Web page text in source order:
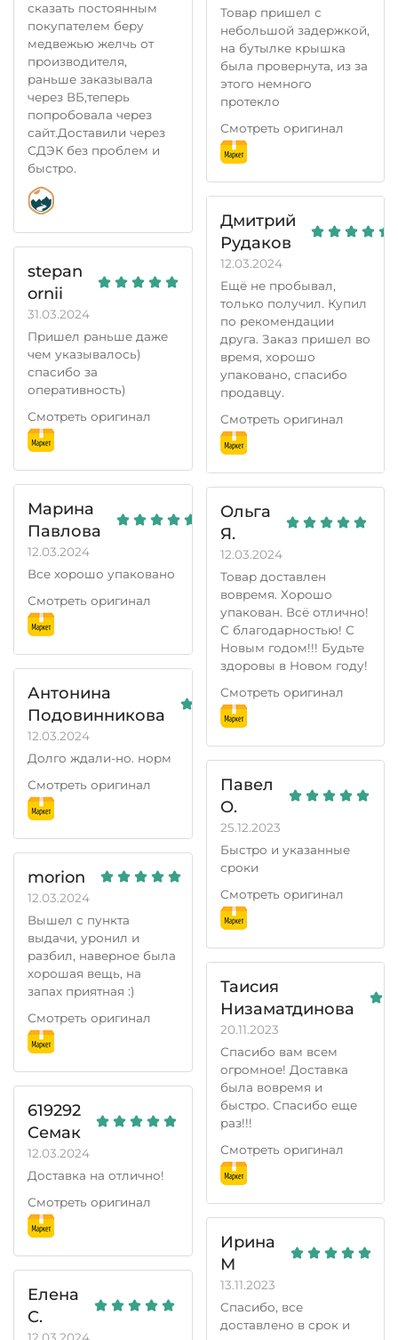
сказать постоянным
покупателем беру
медвежью желчь от
производителя,
раньше заказывала
через ВБ,теперь
попробовала через
сайт.Доставили через
СДЭК без проблем и
быстро.
stepan
ornii
31.03.2024
Пришел раньше даже
чем указывалось)
спасибо за
оперативность)
Смотреть оригинал
Марина
Павлова
12.03.2024
Все хорошо упаковано
Смотреть оригинал
Антонина
Подовинникова
12.03.2024
Долго ждали-но. норм
Смотреть оригинал
morion
12.03.2024
Вышел с пункта
выдачи, уронил и
разбил, наверное была
хорошая вещь, на
запах приятная :)
Смотреть оригинал
619292
Семак
12.03.2024
Доставка на отлично!
Смотреть оригинал
Елена
С.
12.03.2024
Товар пришел с
небольшой задержкой,
на бутылке крышка
была провернута, из за
этого немного
протекло
Смотреть оригинал
Дмитрий
Рудаков
12.03.2024
Ещё не пробывал,
только получил. Купил
по рекомендации
друга. Заказ пришел во
время, хорошо
упаковано, спасибо
продавцу.
Смотреть оригинал
Ольга
Я.
12.03.2024
Товар доставлен
вовремя. Хорошо
упакован. Всё отлично!
С благодарностью! С
Новым годом!!! Будьте
здоровы в Новом году!
Смотреть оригинал
Павел
О.
25.12.2023
Быстро и указанные
сроки
Смотреть оригинал
Таисия
Низаматдинова
20.11.2023
Спасибо вам всем
огромное! Доставка
была вовремя и
быстро. Спасибо еще
раз!!!
Смотреть оригинал
Ирина
М
13.11.2023
Спасибо, все
доставлено в срок и